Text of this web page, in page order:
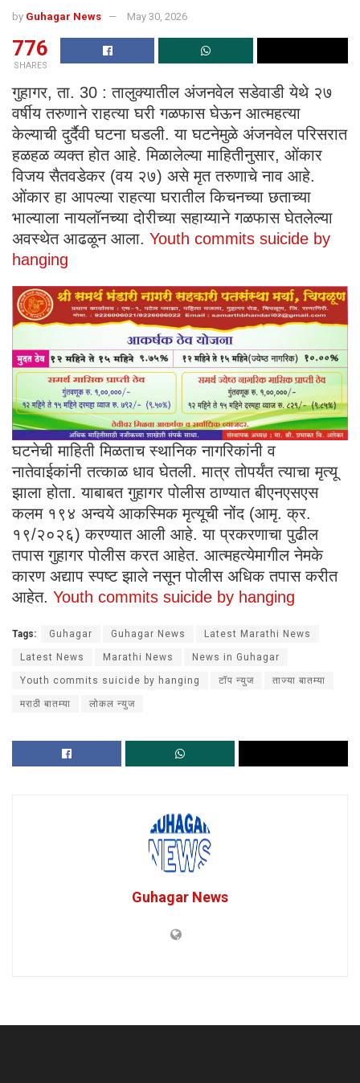
by Guhagar News May 30, 2026
776
SHARES
गुहागर, ता. 30 : तालुक्यातील अंजनवेल सडेवाडी येथे २७
वर्षीय तरुणाने राहत्या घरी गळफास घेऊन आत्महत्या
केल्याची दुर्दैवी घटना घडली. या घटनेमुळे अंजनवेल परिसरात
हळहळ व्यक्त होत आहे. मिळालेल्या माहितीनुसार, ओंकार
विजय सैतवडेकर (वय २७) असे मृत तरुणाचे नाव आहे.
ओंकार हा आपल्या राहत्या घरातील किचनच्या छताच्या
भाल्याला नायलॉनच्या दोरीच्या सहाय्याने गळफास घेतलेल्या
अवस्थेत आढळून आला. Youth commits suicide by
hanging
घटनेची माहिती मिळताच स्थानिक नागरिकांनी व
नातेवाईकांनी तत्काळ धाव घेतली. मात्र तोपर्यंत त्याचा मृत्यू
झाला होता. याबाबत गुहागर पोलीस ठाण्यात बीएनएसएस
कलम १९४ अन्वये आकस्मिक मृत्यूची नोंद (आमृ. क्र.
१९/२०२६) करण्यात आली आहे. या प्रकरणाचा पुढील
तपास गुहागर पोलीस करत आहेत. आत्महत्येमागील नेमके
कारण अद्याप स्पष्ट झाले नसून पोलीस अधिक तपास करीत
आहेत. Youth commits suicide by hanging
Tags: Guhagar Guhagar News Latest Marathi News
Latest News Marathi News News in Guhagar
Youth commits suicide by hanging टॉप न्युज ताज्या बातम्या
मराठी बातम्या लोकल न्युज
Guhagar News